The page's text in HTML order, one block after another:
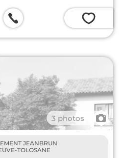
💗
3 photos 📷
JEANBRUN
TOLOSANE